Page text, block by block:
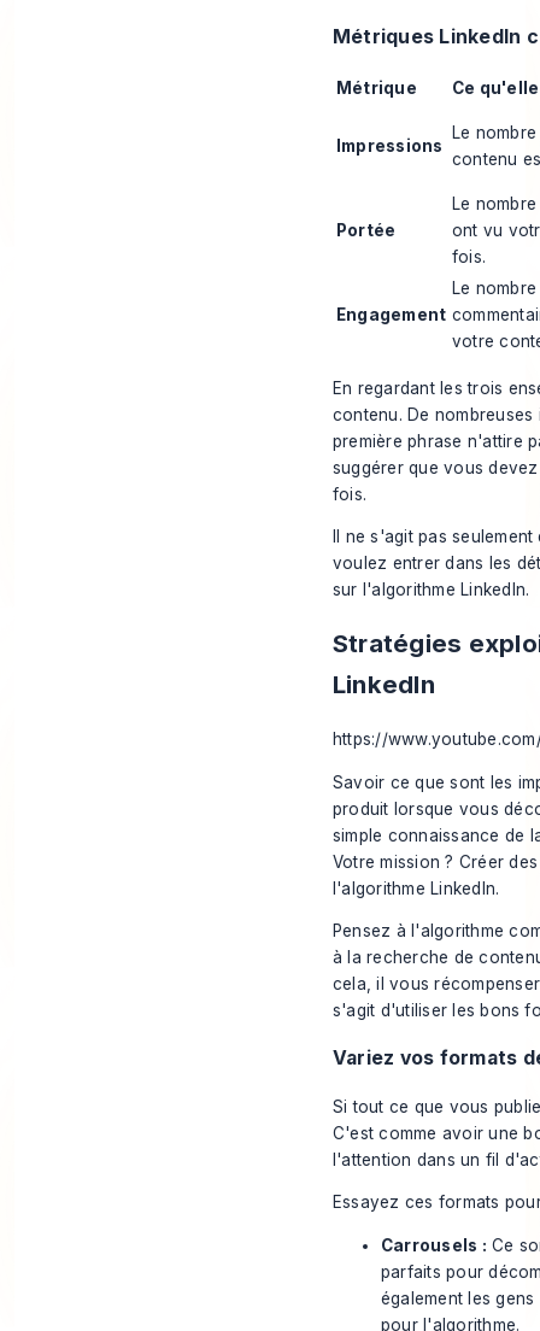
Métriques LinkedIn
Métrique Ce
Impressions
Le
contenu
Portée
Le
ont vu
fois.
Engagement
Le
votre
En regardant les trois
contenu. De
première phrase n'attire
suggérer que vous
fois.
Il ne s'agit pas
voulez entrer dans les
sur l'algorithme LinkedIn.
Stratégies
LinkedIn
https://
Savoir ce que sont les
produit lorsque vous
simple connaissance de
Votre mission ? Créer
l'algorithme LinkedIn.
Pensez à l'algorithme
à la recherche de
cela, il vous
s'agit d'utiliser les bons
Variez vos formats
Si tout ce que vous
C'est comme avoir une
l'attention dans un fil
Essayez ces formats
Carrousels : Ce
parfaits pour
également les
pour l'algorithme.